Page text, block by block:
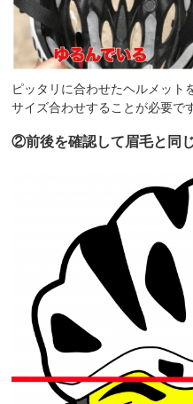
ピッタリに合わせたヘルメット
サイズ合わせすることが必要で
②前後を確認して眉毛と同